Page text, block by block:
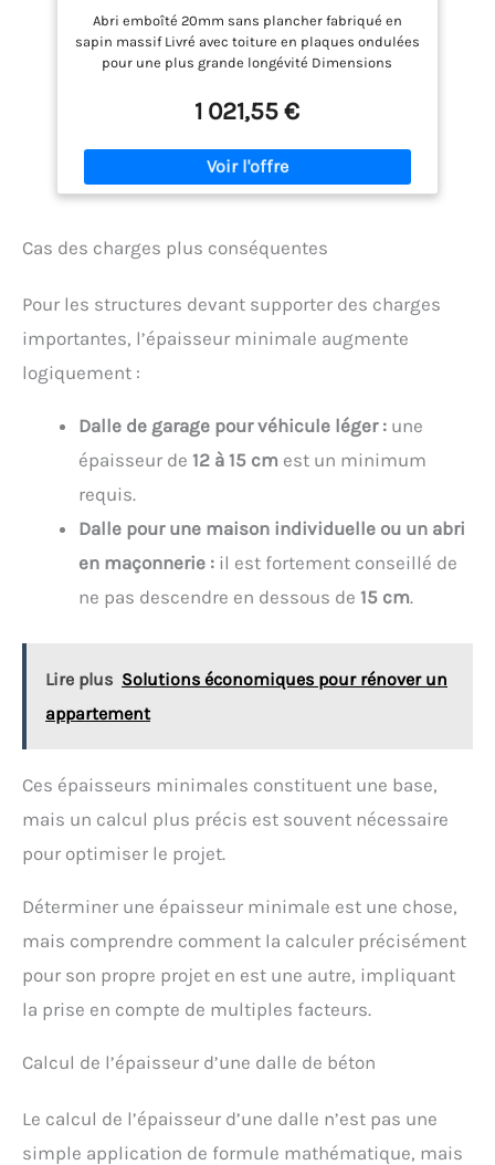
bois. Les deux fenêtres en Verre organique offrent
luminosité et visibilité.Désolé pour le dérangement,
mais nous ne livrons pas en Corse en raison des
dimensions de la cargaison.
Abri emboîté 20mm sans plancher fabriqué en
sapin massif Livré avec toiture en plaques ondulées
pour une plus grande longévité Dimensions
1.84m Dimensions extérieures hors tout 3.10m x
1.88m Surface hors tout: 5.83m2
1 021,55 €
Cas des charges plus conséquentes
Pour les structures devant supporter des charges
importantes, l’épaisseur minimale augmente
logiquement :
Dalle de garage pour véhicule léger : une
épaisseur de 12 à 15 cm est un minimum
requis.
Dalle pour une maison individuelle ou un abri
en maçonnerie : il est fortement conseillé de
ne pas descendre en dessous de 15 cm.
Lire plus Solutions économiques pour rénover un
appartement
Ces épaisseurs minimales constituent une base,
mais un calcul plus précis est souvent nécessaire
pour optimiser le projet.
Déterminer une épaisseur minimale est une chose,
mais comprendre comment la calculer précisément
pour son propre projet en est une autre, impliquant
la prise en compte de multiples facteurs.
Calcul de l’épaisseur d’une dalle de béton
Le calcul de l’épaisseur d’une dalle n’est pas une
simple application de formule mathématique, mais